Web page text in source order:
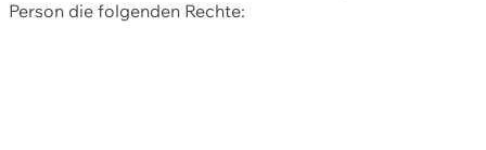
Person die folgenden Rechte: